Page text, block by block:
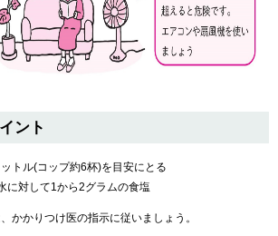
ント
トル(コップ約6杯)を目安にとる
に対して1から2グラムの食塩
かかりつけ医の指示に従いましょう。